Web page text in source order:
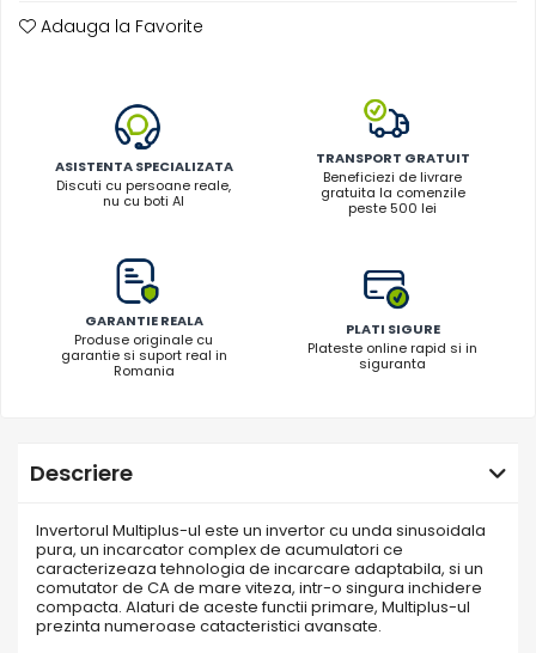
Anker
Toate generatoarele
Panouri Solare Pliabile
Cauta dupa marca
Jackery
Oscal
Kituri solare pentru balcon
Componente Fotovoltaice
Incarcatoare solare
Incarcatoare solare MPPT
Incarcatoare solare PWM
Adauga la Favorite
ASISTENTA SPECIALIZATA
Discuti cu persoane reale,
nu cu boti AI
TRANSPORT GRATUIT
Beneficiezi de livrare
gratuita la comenzile
peste 500 lei
GARANTIE REALA
Produse originale cu
garantie si suport real in
Romania
PLATI SIGURE
Plateste online rapid si in
siguranta
Descriere
Invertorul Multiplus-ul este un invertor cu unda sinusoidala
pura, un incarcator complex de acumulatori ce
caracterizeaza tehnologia de incarcare adaptabila, si un
comutator de CA de mare viteza, intr-o singura inchidere
compacta. Alaturi de aceste functii primare, Multiplus-ul
prezinta numeroase catacteristici avansate.